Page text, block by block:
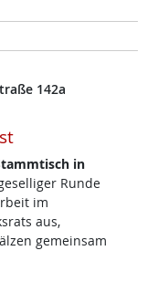
142a
in
Runde
im
aus,
gemeinsam